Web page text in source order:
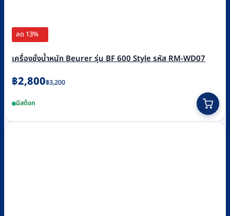
ลด 13%
เครื่องชั่งน้ำหนัก Beurer รุ่น BF 600 Style รหัส RM-WD07
฿3,200
Original
was:
฿3,200.
฿2,800
Current
is:
฿2,800.
มีสต็อก